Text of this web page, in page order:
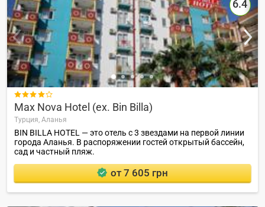
6.4

Max Nova Hotel (ex. Bin Billa)
Турция, Аланья
BIN BILLA HOTEL — это отель с 3 звездами на первой линии
города Аланья. В распоряжении гостей открытый бассейн,
сад и частный пляж.
от 7 605 грн